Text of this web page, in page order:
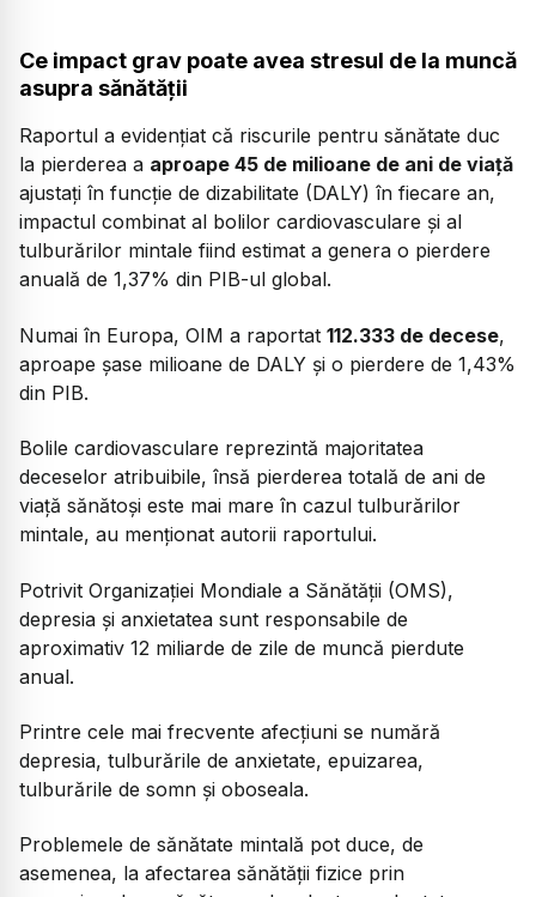
Ce impact grav poate avea stresul de la muncă
asupra sănătății
Raportul a evidențiat că riscurile pentru sănătate duc
la pierderea a aproape 45 de milioane de ani de viață
ajustați în funcție de dizabilitate (DALY) în fiecare an,
impactul combinat al bolilor cardiovasculare și al
tulburărilor mintale fiind estimat a genera o pierdere
anuală de 1,37% din PIB-ul global.
Numai în Europa, OIM a raportat 112.333 de decese,
aproape șase milioane de DALY și o pierdere de 1,43%
din PIB.
Bolile cardiovasculare reprezintă majoritatea
deceselor atribuibile, însă pierderea totală de ani de
viață sănătoși este mai mare în cazul tulburărilor
mintale, au menționat autorii raportului.
Potrivit Organizației Mondiale a Sănătății (OMS),
depresia și anxietatea sunt responsabile de
aproximativ 12 miliarde de zile de muncă pierdute
anual.
Printre cele mai frecvente afecțiuni se numără
depresia, tulburările de anxietate, epuizarea,
tulburările de somn și oboseala.
Problemele de sănătate mintală pot duce, de
asemenea, la afectarea sănătății fizice prin